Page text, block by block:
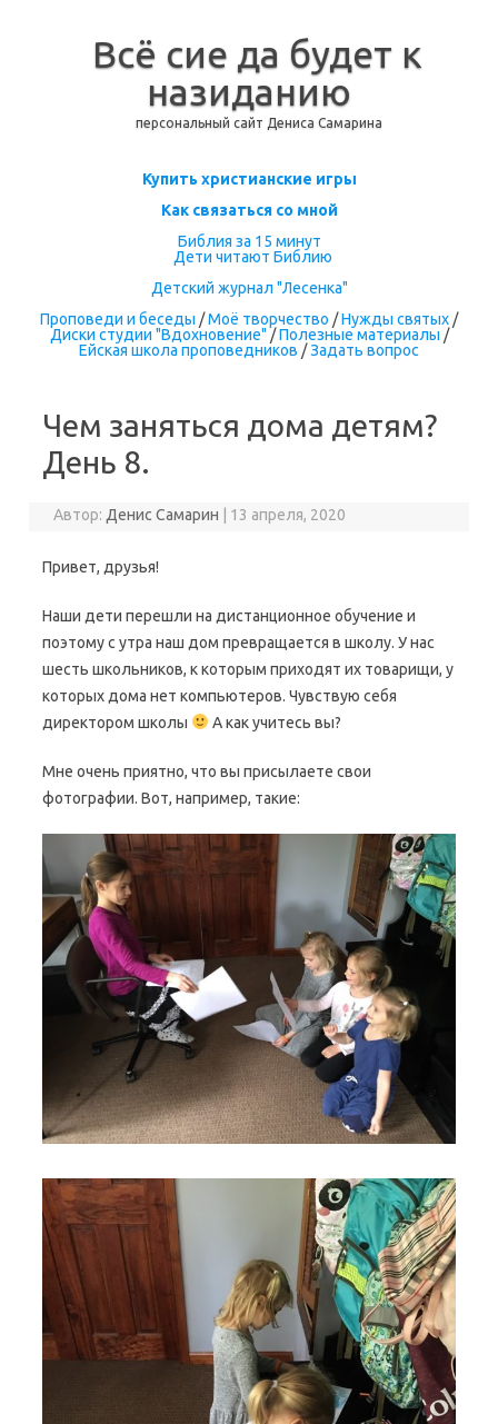
Всё сие да будет к
назиданию
персональный сайт Дениса Самарина
Перейти к содержимому
Купить христианские игры
Как связаться со мной
Библия за 15 минут
Дети читают Библию
Детский журнал "Лесенка"
Проповеди и беседы /Моё творчество /Нужды святых /
Диски студии "Вдохновение" /Полезные материалы /
Ейская школа проповедников /Задать вопрос
Чем заняться дома детям?
День 8.
Автор: Денис Самарин 13 апреля, 2020
Привет, друзья!
Наши дети перешли на дистанционное обучение и
поэтому с утра наш дом превращается в школу. У нас
шесть школьников, к которым приходят их товарищи, у
которых дома нет компьютеров. Чувствую себя
директором школы
А как учитесь вы?
Мне очень приятно, что вы присылаете свои
фотографии. Вот, например, такие: